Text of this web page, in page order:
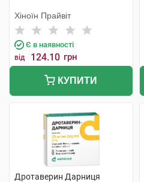
Хіноїн Прайвіт
Є в наявності
від 124.10 грн
КУПИТИ
Дротаверин Дарниця